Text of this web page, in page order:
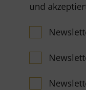
und